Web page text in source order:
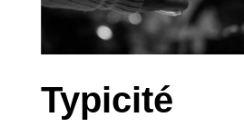
Typicité